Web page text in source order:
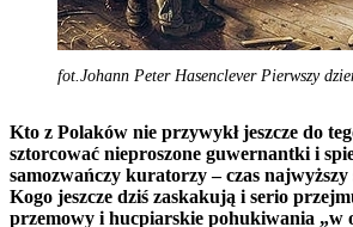
fot.Johann Peter Hasenclever Pierwszy
Kto z Polaków nie przywykł jeszcze do
sztorcować nieproszone guwernantki i
samozwańczy kuratorzy – czas
Kogo jeszcze dziś zaskakują i serio
przemowy i hucpiarskie pohukiwania „w